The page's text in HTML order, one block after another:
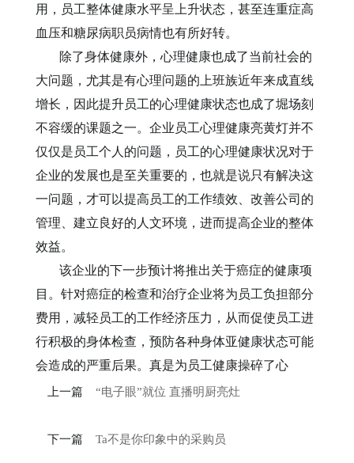
用，员工整体健康水平呈上升状态，甚至连重症高
血压和糖尿病职员病情也有所好转。
除了身体健康外，心理健康也成了当前社会的
大问题，尤其是有心理问题的上班族近年来成直线
增长，因此提升员工的心理健康状态也成了堀场刻
不容缓的课题之一。企业员工心理健康亮黄灯并不
仅仅是员工个人的问题，员工的心理健康状况对于
企业的发展也是至关重要的，也就是说只有解决这
一问题，才可以提高员工的工作绩效、改善公司的
管理、建立良好的人文环境，进而提高企业的整体
效益。
该企业的下一步预计将推出关于癌症的健康项
目。针对癌症的检查和治疗企业将为员工负担部分
费用，减轻员工的工作经济压力，从而促使员工进
行积极的身体检查，预防各种身体亚健康状态可能
会造成的严重后果。真是为员工健康操碎了心
上一篇 “电子眼”就位 直播明厨亮灶
下一篇 Ta不是你印象中的采购员